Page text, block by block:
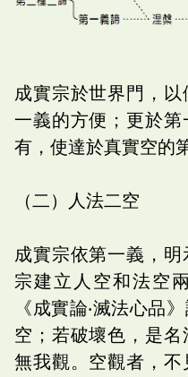
成實宗於世界門，
一義的方便；更於
有，使達於真實空的
（二）人法二空
成實宗依第一義，
宗建立人空和法空
《成實論‧滅法心品
空；若破壞色，是名
無我觀。空觀者，不